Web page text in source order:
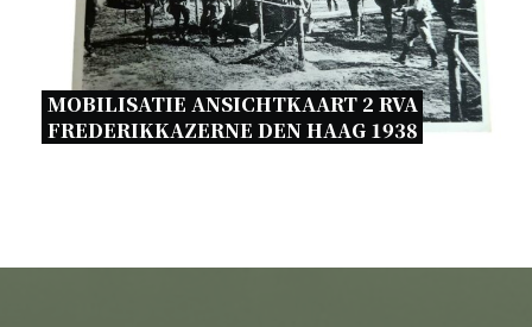
MOBILISATIE ANSICHTKAART 2 RVA
FREDERIKKAZERNE DEN HAAG 1938